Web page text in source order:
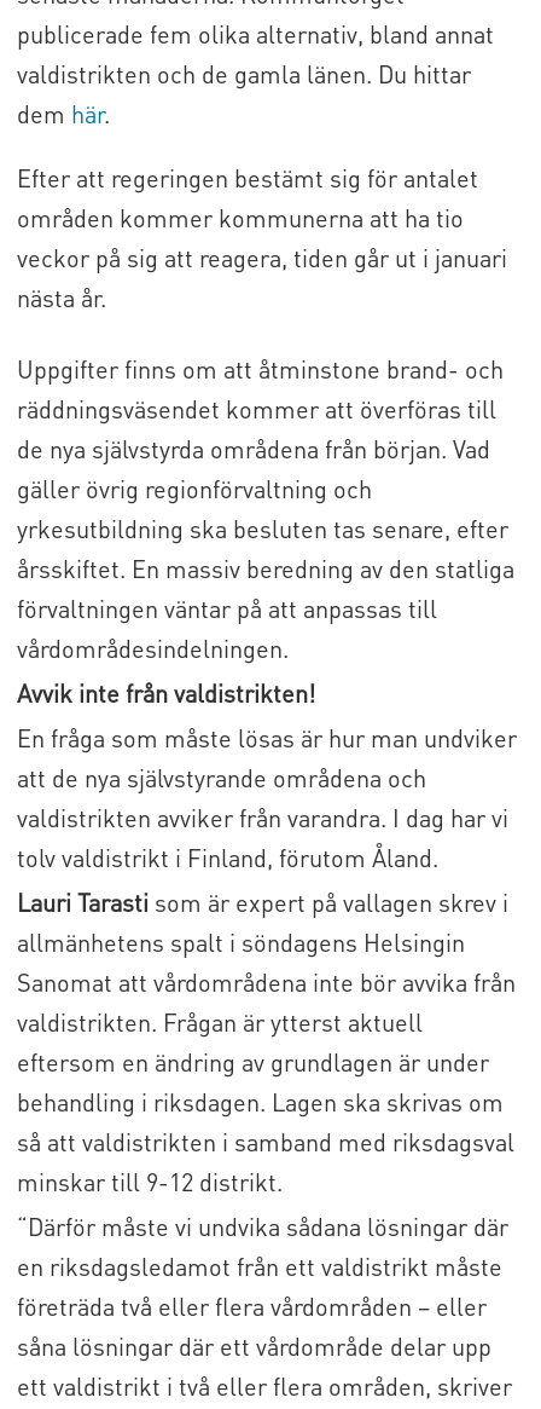
publicerade fem olika alternativ, bland annat
valdistrikten och de gamla länen. Du hittar
dem här.
Efter att regeringen bestämt sig för antalet
områden kommer kommunerna att ha tio
veckor på sig att reagera, tiden går ut i januari
nästa år.
Uppgifter finns om att åtminstone brand- och
räddningsväsendet kommer att överföras till
de nya självstyrda områdena från början. Vad
gäller övrig regionförvaltning och
yrkesutbildning ska besluten tas senare, efter
årsskiftet. En massiv beredning av den statliga
förvaltningen väntar på att anpassas till
vårdområdesindelningen.
Avvik inte från valdistrikten!
En fråga som måste lösas är hur man undviker
att de nya självstyrande områdena och
valdistrikten avviker från varandra. I dag har vi
tolv valdistrikt i Finland, förutom Åland.
Lauri Tarastisom är expert på vallagen skrev i
allmänhetens spalt i söndagens Helsingin
Sanomat att vårdområdena inte bör avvika från
valdistrikten. Frågan är ytterst aktuell
eftersom en ändring av grundlagen är under
behandling i riksdagen. Lagen ska skrivas om
så att valdistrikten i samband med riksdagsval
minskar till 9-12 distrikt.
“Därför måste vi undvika sådana lösningar där
en riksdagsledamot från ett valdistrikt måste
företräda två eller flera vårdområden – eller
såna lösningar där ett vårdområde delar upp
ett valdistrikt i två eller flera områden, skriver